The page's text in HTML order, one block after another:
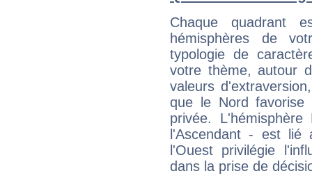
Chaque quadrant
hémisphères de
typologie de
votre thème, autour
valeurs
que le Nord favorise
privée.
l'Ascendant - est
l'Ouest privilégie
dans la prise de